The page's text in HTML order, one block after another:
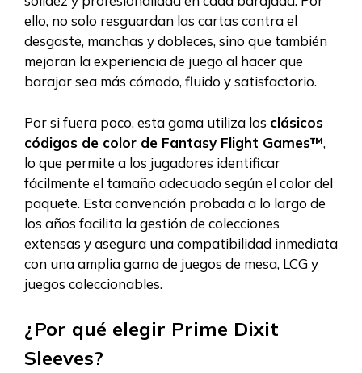
ello, no solo resguardan las cartas contra el
desgaste, manchas y dobleces, sino que también
mejoran la experiencia de juego al hacer que
barajar sea más cómodo, fluido y satisfactorio.
Por si fuera poco, esta gama utiliza los clásicos
códigos de color de Fantasy Flight Games™,
lo que permite a los jugadores identificar
fácilmente el tamaño adecuado según el color del
paquete. Esta convención probada a lo largo de
los años facilita la gestión de colecciones
extensas y asegura una compatibilidad inmediata
con una amplia gama de juegos de mesa, LCG y
juegos coleccionables.
¿Por qué elegir Prime Dixit
Sleeves?